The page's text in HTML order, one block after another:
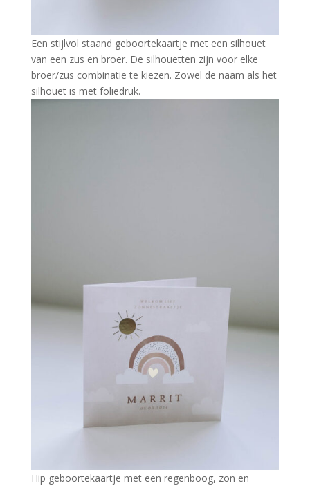
Een stijlvol staand geboortekaartje met een silhouet
van een zus en broer. De silhouetten zijn voor elke
broer/zus combinatie te kiezen. Zowel de naam als het
silhouet is met foliedruk.
Hip geboortekaartje met een regenboog, zon en